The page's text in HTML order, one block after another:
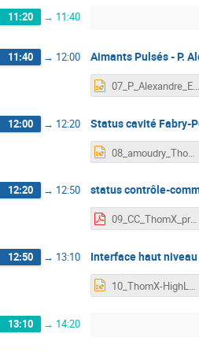
11:20 → 11:40
11:40 → 12:00 Aimants Pulsés - P.
07_P_Alexandre_EP-ThomX_2018.pptx
12:00 → 12:20 Status cavité Fabry-
08_amoudry_ThomX_General_Meeting_181218.ppt
12:20 → 12:50 status contrôle-
09_CC_ThomX_présentation.pdf
12:50 → 13:10 Interface haut
10_ThomX-HighLevelInterfaces-GH-Dec2018.pptx
13:10 → 14:20